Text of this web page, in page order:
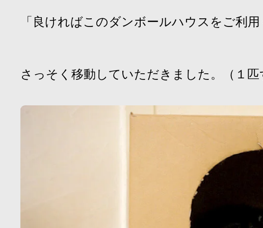
「良ければこのダンボールハウスをご利
さっそく移動していただきました。（１匹